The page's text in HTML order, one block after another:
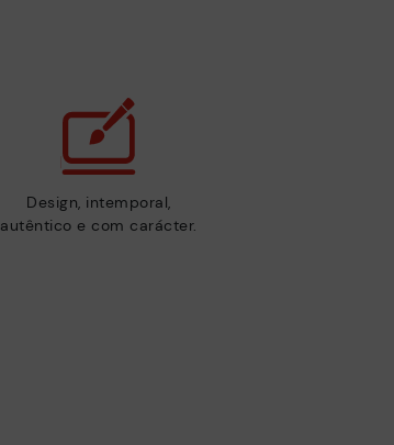
Design, intemporal,
autêntico e com carácter.